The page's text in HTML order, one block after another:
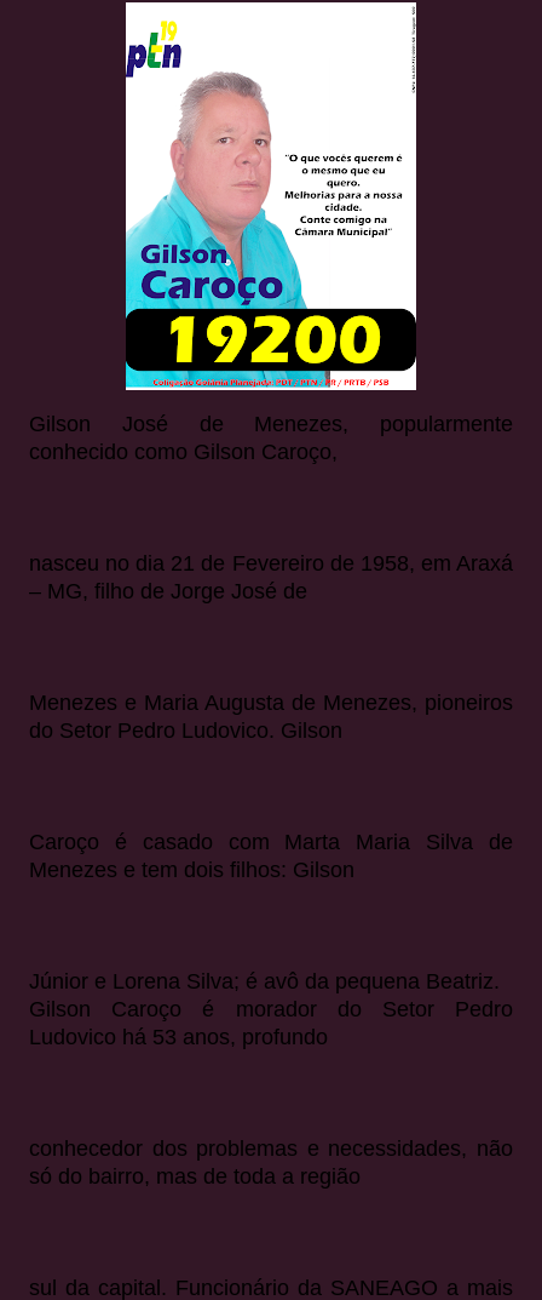
Gilson José de Menezes, popularmente
conhecido como Gilson Caroço,
nasceu no dia 21 de Fevereiro de 1958, em Araxá
– MG, filho de Jorge José de
Menezes e Maria Augusta de Menezes, pioneiros
do Setor Pedro Ludovico. Gilson
Caroço é casado com Marta Maria Silva de
Menezes e tem dois filhos: Gilson
Júnior e Lorena Silva; é avô da pequena Beatriz.
Gilson Caroço é morador do Setor Pedro
Ludovico há 53 anos, profundo
conhecedor dos problemas e necessidades, não
só do bairro, mas de toda a região
sul da capital. Funcionário da SANEAGO a mais